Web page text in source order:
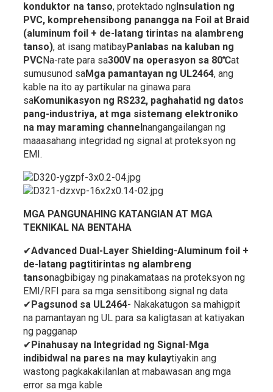
konduktor na tanso, protektado ngInsulation ng
PVC, komprehensibong panangga na Foil at Braid
(aluminum foil + de-latang tirintas na alambreng
tanso), at isang matibayPanlabas na kaluban ng
PVCNa-rate para sa300V na operasyon sa 80℃at
sumusunod saMga pamantayan ng UL2464, ang
kable na ito ay partikular na ginawa para
saKomunikasyon ng RS232, paghahatid ng datos
pang-industriya, at mga sistemang elektroniko
na may maraming channelnangangailangan ng
maaasahang integridad ng signal at proteksyon ng
EMI.
MGA PANGUNAHING KATANGIAN AT MGA
TEKNIKAL NA BENTAHA
✔Advanced Dual-Layer Shielding-Aluminum foil +
de-latang pagtitirintas ng alambreng
tansonagbibigay ng pinakamataas na proteksyon ng
EMI/RFI para sa mga sensitibong signal ng data
✔Pagsunod sa UL2464- Nakakatugon sa mahigpit
na pamantayan ng UL para sa kaligtasan at katiyakan
ng pagganap
✔Pinahusay na Integridad ng Signal-Mga
indibidwal na pares na may kulaytiyakin ang
wastong pagkakakilanlan at mabawasan ang mga
error sa mga kable